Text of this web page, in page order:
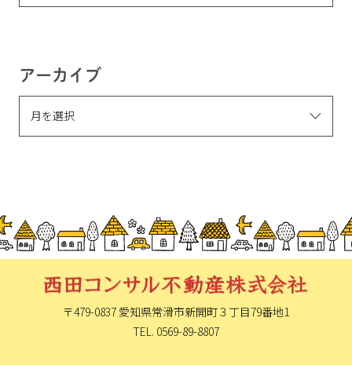
アーカイブ
〒479-0837 愛知県常滑市新開町３丁目79番地1
TEL. 0569-89-8807